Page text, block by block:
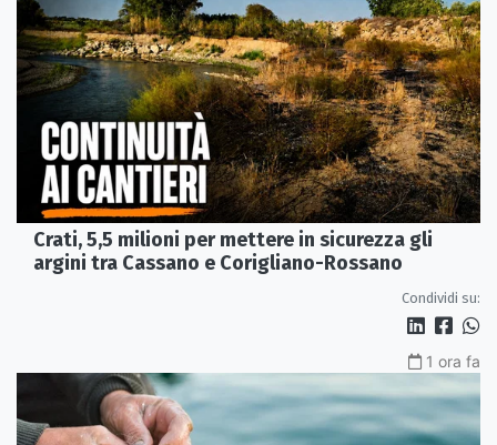
Crati, 5,5 milioni per mettere in sicurezza gli
argini tra Cassano e Corigliano-Rossano
Condividi su:
1 ora fa